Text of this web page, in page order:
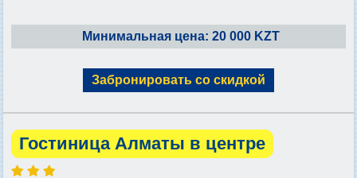
Минимальная цена: 20 000 KZT
Забронировать со скидкой
Гостиница Алматы в центре